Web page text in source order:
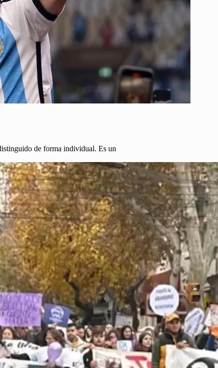
de forma individual. Es un